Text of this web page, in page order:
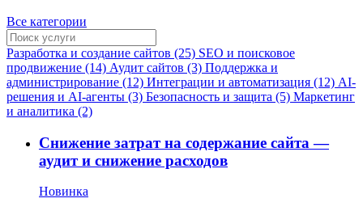
Все категории
Разработка и создание сайтов (25) SEO и поисковое
продвижение (14) Аудит сайтов (3) Поддержка и
администрирование (12) Интеграции и автоматизация (12) AI-
решения и AI-агенты (3) Безопасность и защита (5) Маркетинг
и аналитика (2)
Снижение затрат на содержание сайта —
аудит и снижение расходов
Новинка